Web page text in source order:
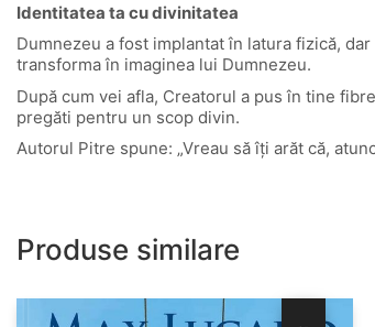
Identitatea ta cu divinitatea
Dumnezeu a fost implantat în latura fizică,
transforma în imaginea lui Dumnezeu.
După cum vei afla, Creatorul a pus în tine
pregăti pentru un scop divin.
Autorul Pitre spune: „Vreau să îți arăt că,
Produse similare